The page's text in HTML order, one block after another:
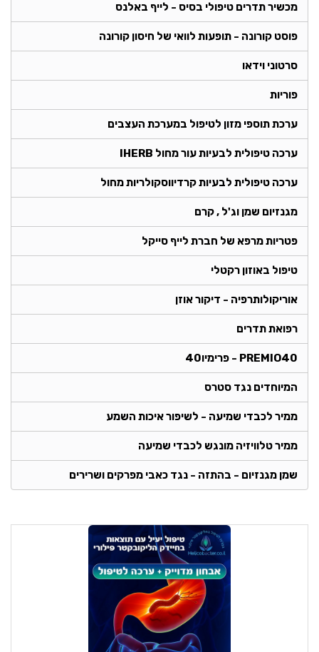
מכשיר תדרים טיפולי בסיס - לייף באלנס
פוסט קורונה - תופעות לוואי של חיסון קורונה
סרטוני וידאו
פוריות
ערכת תוספי מזון לטיפול במערכת העצבים
ערכה טיפולית לבעיות עור מחול IHERB
ערכה טיפולית לבעיות קרדיווסקולריות מחול
מגנזיום שמן וג'ל , קרם
פטריות מרפא של חברת לייף סייקל
טיפול באוזון רקטלי
אוריקולותרפיה - דיקור אוזן
רפואת תדרים
PREMIO40 - פרימיו40
המיוחדים נגד סטרס
ממיר לכבדי שמיעה - לשיפור איכות השמע
ממיר טלוויזיה מונגש לכבדי שמיעה
שמן מגנזיום - בהתזה - נגד כאבי מפרקים ושרירים